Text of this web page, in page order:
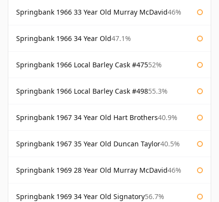
Springbank 1966 33 Year Old Murray McDavid46%
Springbank 1966 34 Year Old47.1%
Springbank 1966 Local Barley Cask #47552%
Springbank 1966 Local Barley Cask #49855.3%
Springbank 1967 34 Year Old Hart Brothers40.9%
Springbank 1967 35 Year Old Duncan Taylor40.5%
Springbank 1969 28 Year Old Murray McDavid46%
Springbank 1969 34 Year Old Signatory56.7%